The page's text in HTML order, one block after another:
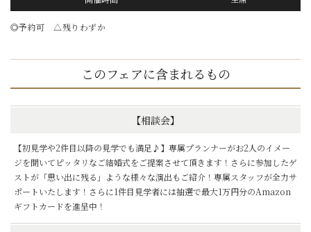
◎予約可 △残りわずか
このフェアに含まれるもの
【相談会】
【初見学や2件目以降の見学でも満足♪】専属プランナーがお2人のイメー
ジを聞いてピッタリなご結婚式をご提案させて頂きます！さらに参加したゲ
ストが「思い出に残る」ような様々な演出もご紹介！専属スタッフが全力サ
ポートいたします！さらに1件目見学者には抽選で最大1万円分のAmazon
ギフトカードを進呈中！